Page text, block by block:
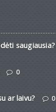
saugiausia?
0
ar laivu? 0